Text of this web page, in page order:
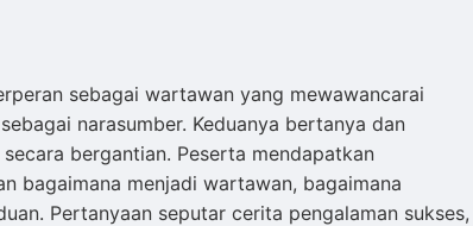
sebagai wartawan yang mewawancarai
narasumber. Keduanya bertanya dan
bergantian. Peserta mendapatkan
bagaimana menjadi wartawan, bagaimana
Pertanyaan seputar cerita pengalaman sukses,